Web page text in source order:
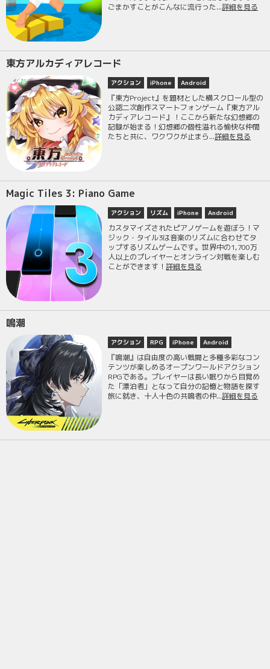
ごまかすことがこんなに流行った...詳細を見る
東方アルカディアレコード
アクション iPhone Android
『東方Project』を題材とした横スクロール型の
公認二次創作スマートフォンゲーム『東方アル
カディアレコード』！ここから新たな幻想郷の
記録が始まる！幻想郷の個性溢れる愉快な仲間
たちと共に、ワクワクが止まら...詳細を見る
Magic Tiles 3: Piano Game
アクション リズム iPhone Android
カスタマイズされたピアノゲームを遊ぼう！マ
ジック・タイル3は音楽のリズムに合わせてタ
ップするリズムゲームです。世界中の1,700万
人以上のプレイヤーとオンライン対戦を楽しむ
ことができます！詳細を見る
鳴潮
アクション RPG iPhone Android
『鳴潮』は自由度の高い戦闘と多種多彩なコン
テンツが楽しめるオープンワールドアクション
RPGである。プレイヤーは長い眠りから目覚め
た「漂泊者」となって自分の記憶と物語を探す
旅に就き、十人十色の共鳴者の仲...詳細を見る